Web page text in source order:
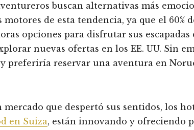
buscan alternativas más
de esta tendencia, ya que el 60%
opciones para disfrutar sus
nuevas ofertas en los EE. UU. Sin
preferiría reservar una aventura en
que despertó sus sentidos, los
en Suiza, están innovando y ofreciendo